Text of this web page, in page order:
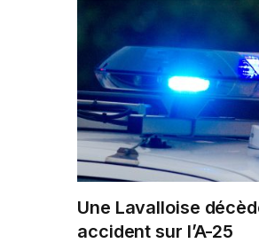
Une Lavalloise
accident sur l’A-25